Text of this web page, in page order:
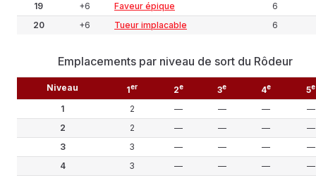
19
+6 Faveur épique
6
20
+6 Tueur implacable 6
Niveau 1er 2e 3e 4e 5e
1 2 — — —
—
2
2 — — —
—
3
3 — — —
—
4
3 — — —
—
Emplacements par niveau de sort du Rôdeur